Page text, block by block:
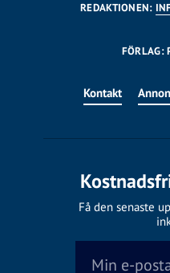
REDAKTIONEN:
FÖRLAG:
Kontakt
Få den senaste